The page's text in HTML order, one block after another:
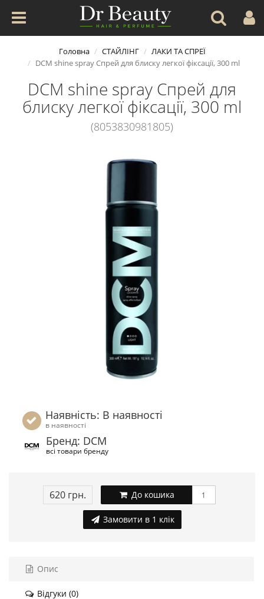
Головна СТАЙЛІНГ
ЛАКИ ТА СПРЕЇ
DCM shine spray Спрей для блиску легкої фіксації, 300 ml
DCM shine spray Спрей для
блиску легкої фіксації, 300 ml
(8053830981805)
Наявність: В наявності
в наявності
Бренд: DCM
всі товари бренду
620 грн. До кошика
Замовити в 1 клік
Опис
Відгуки (0)